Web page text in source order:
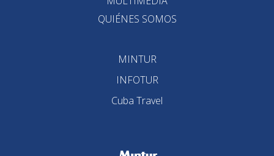
QUIÉNES SOMOS
MINTUR
INFOTUR
Cuba Travel